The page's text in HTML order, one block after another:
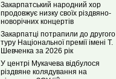
Закарпатський народний хор
продовжує низку своїх різдвяно-
новорічних концертів
Закарпатці потрапили до другого
туру Національної премії імені Т.
Шевченка за 2026 рік
У центрі Мукачева відбулося
різдвяне колядування на